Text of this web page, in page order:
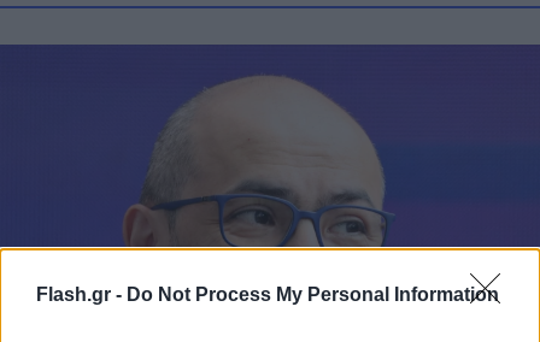
Flash.gr - Do Not Process My Personal Information